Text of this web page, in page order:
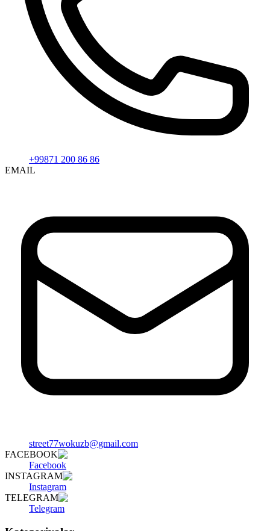
+99871 200 86 86
EMAIL
street77wokuzb@gmail.com
FACEBOOK
Facebook
INSTAGRAM
Instagram
TELEGRAM
Telegram